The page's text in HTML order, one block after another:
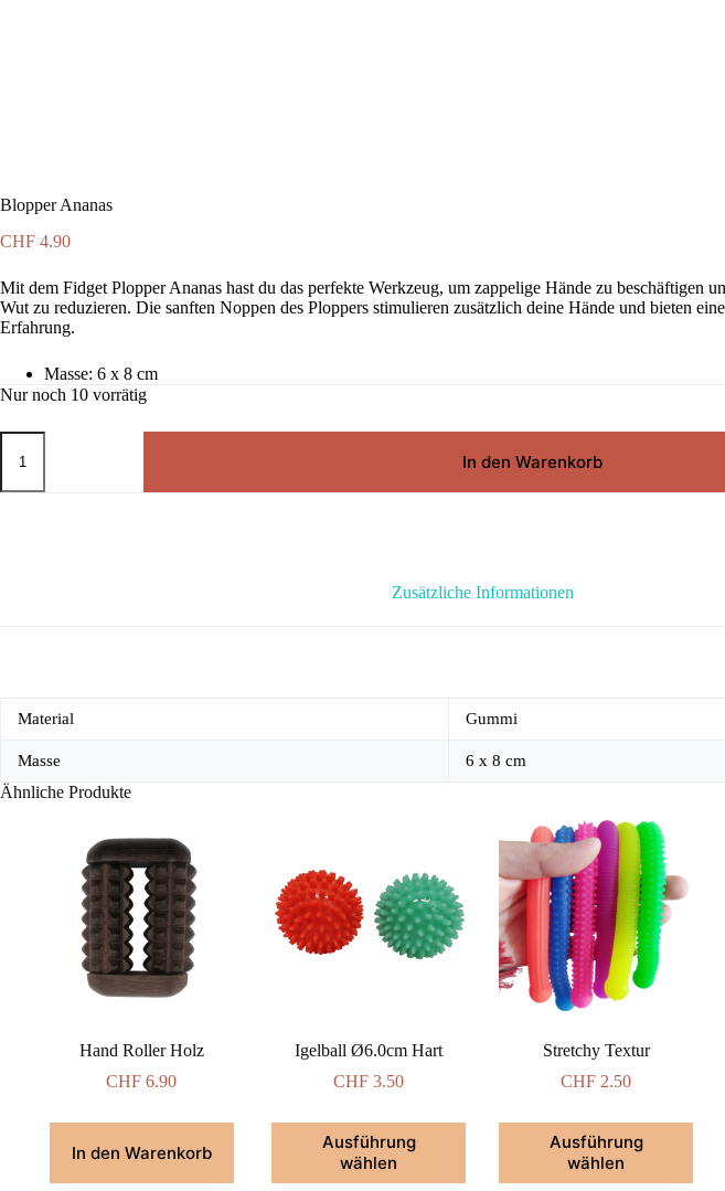
Blopper Ananas
CHF 4.90
Mit dem Fidget Plopper Ananas hast du das perfekte Werkzeug, um zappelige Hände zu beschäftigen
Wut zu reduzieren. Die sanften Noppen des Ploppers stimulieren zusätzlich deine Hände und bieten
Erfahrung.
Masse: 6 x 8 cm
Nur noch 10 vorrätig
Blopper
Ananas
In den Warenkorb
Zusätzliche Informationen
Material Gummi
Masse 6 x 8 cm
Ähnliche Produkte
Hand Roller Holz
CHF 6.90
In den Warenkorb
Igelball Ø6.0cm Hart
CHF 3.50
Ausführung
wählen
Dieses
Produkt
weist
Stretchy Textur
CHF 2.50
Ausführung
wählen
Dieses
Produkt
weist